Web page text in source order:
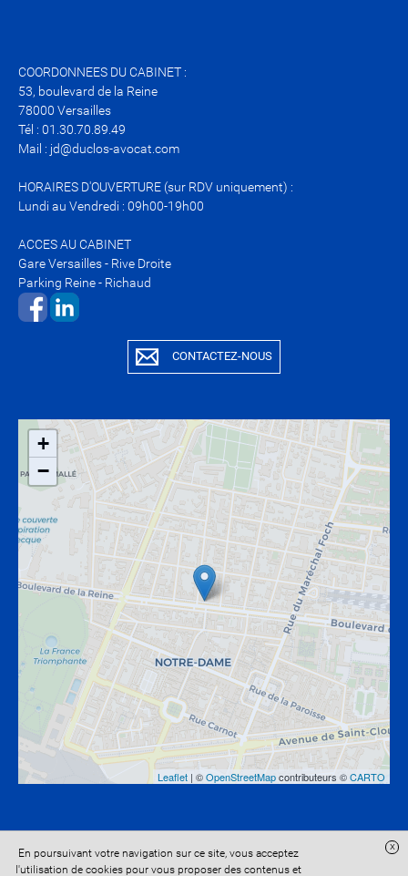
COORDONNEES DU CABINET :
53, boulevard de la Reine
78000 Versailles
Tél : 01.30.70.89.49
Mail : jd@duclos-avocat.com
HORAIRES D'OUVERTURE (sur RDV uniquement) :
Lundi au Vendredi : 09h00-19h00
ACCES AU CABINET
Gare Versailles - Rive Droite
Parking Reine - Richaud
CONTACTEZ-NOUS
+
−
Leaflet | ©OpenStreetMapcontributeurs ©CARTO
Site réalisé avecDigital Avocat
Accès administration
Confidentialité Conditions Générales de Vente
En poursuivant votre navigation sur ce site, vous acceptez
l'utilisation de cookies pour vous proposer des contenus et
x